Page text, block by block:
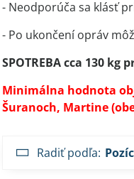
- Neodporúča sa klásť
- Po ukončení opráv
SPOTREBA cca 130 kg
Minimálna hodnota
Šuranoch, Martine
Radiť podľa: